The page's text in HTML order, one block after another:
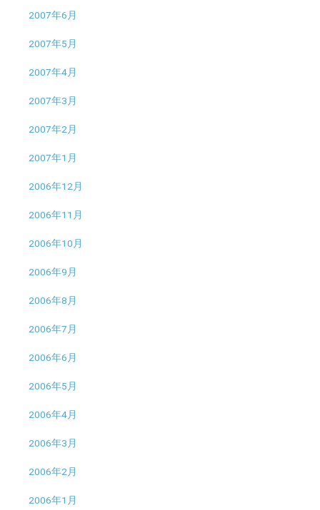
2007年6月
2007年5月
2007年4月
2007年3月
2007年2月
2007年1月
2006年12月
2006年11月
2006年10月
2006年9月
2006年8月
2006年7月
2006年6月
2006年5月
2006年4月
2006年3月
2006年2月
2006年1月